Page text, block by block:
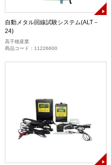
自動メタル回線試験システム(ALT－
24)
高千穂産業
商品コード：11226600